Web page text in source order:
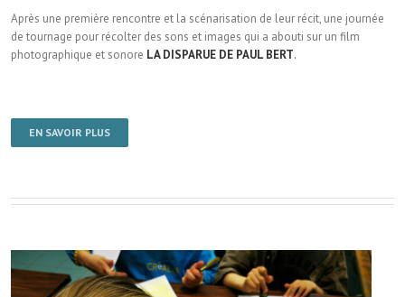
Après une première rencontre et la scénarisation de leur récit, une journée
de tournage pour récolter des sons et images qui a abouti sur un film
photographique et sonore LA DISPARUE DE PAUL BERT.
EN SAVOIR PLUS